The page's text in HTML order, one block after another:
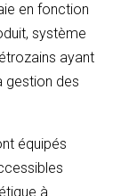
en fonction
système
ayant
gestion des
équipés
à